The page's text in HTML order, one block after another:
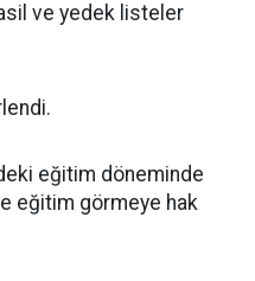
ve yedek listeler
eğitim döneminde
eğitim görmeye hak